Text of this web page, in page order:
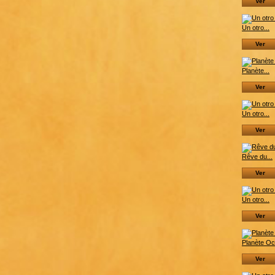
Un otro...
Ver
Planète...
Ver
Un otro...
Ver
Rêve du...
Ver
Un otro...
Ver
Planète
Ver